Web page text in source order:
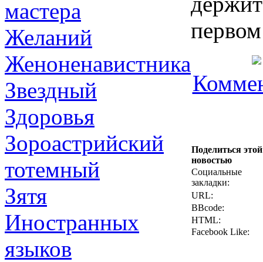
мастера
Желаний
Женоненавистника
Звездный
Здоровья
Зороастрийский
тотемный
Зятя
Иностранных
языков
Поделиться этой
новостью
Социальные
закладки:
URL:
BBcode:
HTML:
Facebook Like: